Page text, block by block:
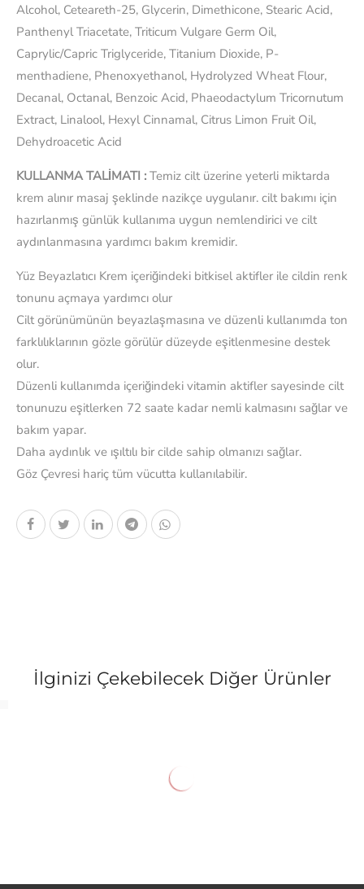
Alcohol, Ceteareth-25, Glycerin, Dimethicone, Stearic Acid,
Panthenyl Triacetate, Triticum Vulgare Germ Oil,
Caprylic/Capric Triglyceride, Titanium Dioxide, P-
menthadiene, Phenoxyethanol, Hydrolyzed Wheat Flour,
Decanal, Octanal, Benzoic Acid, Phaeodactylum Tricornutum
Extract, Linalool, Hexyl Cinnamal, Citrus Limon Fruit Oil,
Dehydroacetic Acid
KULLANMA TALİMATI : Temiz cilt üzerine yeterli miktarda
krem alınır masaj şeklinde nazikçe uygulanır. cilt bakımı için
hazırlanmış günlük kullanıma uygun nemlendirici ve cilt
aydınlanmasına yardımcı bakım kremidir.
Yüz Beyazlatıcı Krem içeriğindeki bitkisel aktifler ile cildin renk
tonunu açmaya yardımcı olur
Cilt görünümünün beyazlaşmasına ve düzenli kullanımda ton
farklılıklarının gözle görülür düzeyde eşitlenmesine destek
olur.
Düzenli kullanımda içeriğindeki vitamin aktifler sayesinde cilt
tonunuzu eşitlerken 72 saate kadar nemli kalmasını sağlar ve
bakım yapar.
Daha aydınlık ve ışıltılı bir cilde sahip olmanızı sağlar.
Göz Çevresi hariç tüm vücutta kullanılabilir.
İlginizi Çekebilecek Diğer Ürünler